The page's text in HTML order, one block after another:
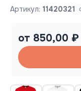
Артикул: 11420321
от 850,00 ₽